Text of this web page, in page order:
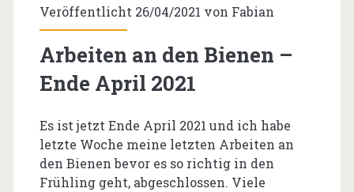
Veröffentlicht 26/04/2021 von Fabian
Arbeiten an den Bienen –
Ende April 2021
Es ist jetzt Ende April 2021 und ich habe
letzte Woche meine letzten Arbeiten an
den Bienen bevor es so richtig in den
Frühling geht, abgeschlossen. Viele